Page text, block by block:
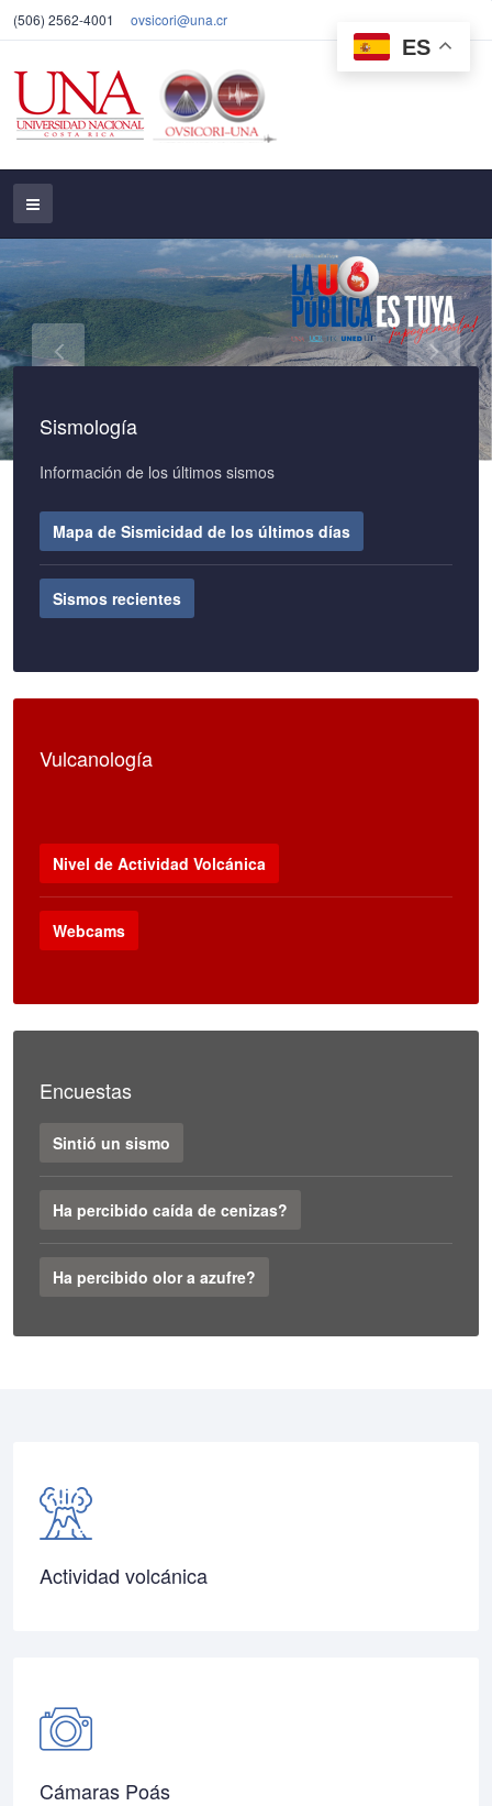
(506) 2562-4001 ovsicori@una.cr
ES
Sismología
Información de los últimos sismos
Mapa de Sismicidad de los últimos días
Sismos recientes
Vulcanología
Nivel de Actividad Volcánica
Webcams
Encuestas
Sintió un sismo
Ha percibido caída de cenizas?
Ha percibido olor a azufre?
Actividad volcánica
Cámaras Poás